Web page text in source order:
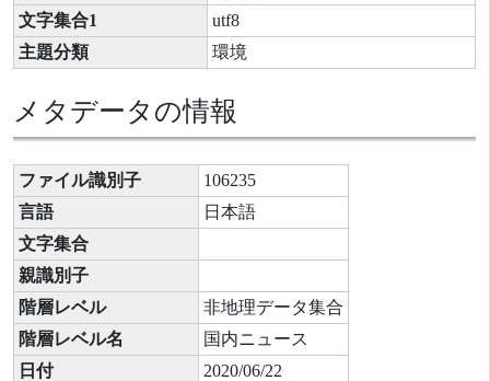
文字集合1
utf8
主題分類
環境
メタデータの情報
ファイル識別子
106235
言語
日本語
文字集合
親識別子
階層レベル
非地理データ集合
階層レベル名
国内ニュース
日付
2020/06/22